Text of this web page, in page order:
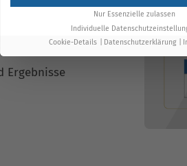
Ergebnisse
Nur Essenzielle zulassen
Individuelle
Cookie-Details
Datenschutzerklärung